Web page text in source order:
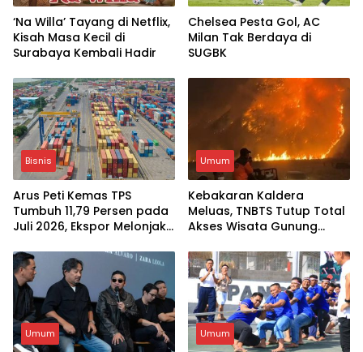
‘Na Willa’ Tayang di Netflix,
Kisah Masa Kecil di
Surabaya Kembali Hadir
Chelsea Pesta Gol, AC
Milan Tak Berdaya di
SUGBK
Bisnis
Arus Peti Kemas TPS
Tumbuh 11,79 Persen pada
Juli 2026, Ekspor Melonjak
Umum
Kebakaran Kaldera
Meluas, TNBTS Tutup Total
Akses Wisata Gunung
Umum Umum